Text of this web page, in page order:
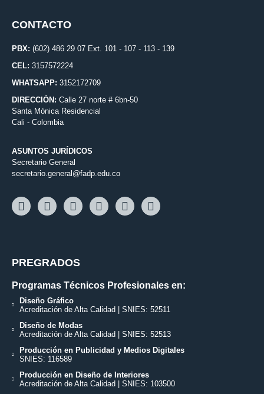
CONTACTO
PBX: (602) 486 29 07 Ext. 101 - 107 - 113 - 139
CEL: 3157572224
WHATSAPP: 3152172709
DIRECCIÓN: Calle 27 norte # 6bn-50
Santa Mónica Residencial
Cali - Colombia
ASUNTOS JURÍDICOS
Secretario General
secretario.general@fadp.edu.co
PREGRADOS
Programas Técnicos Profesionales en:
Diseño Gráfico
Acreditación de Alta Calidad | SNIES: 52511
Diseño de Modas
Acreditación de Alta Calidad | SNIES: 52513
Producción en Publicidad y Medios Digitales
SNIES: 116589
Producción en Diseño de Interiores
Acreditación de Alta Calidad | SNIES: 103500